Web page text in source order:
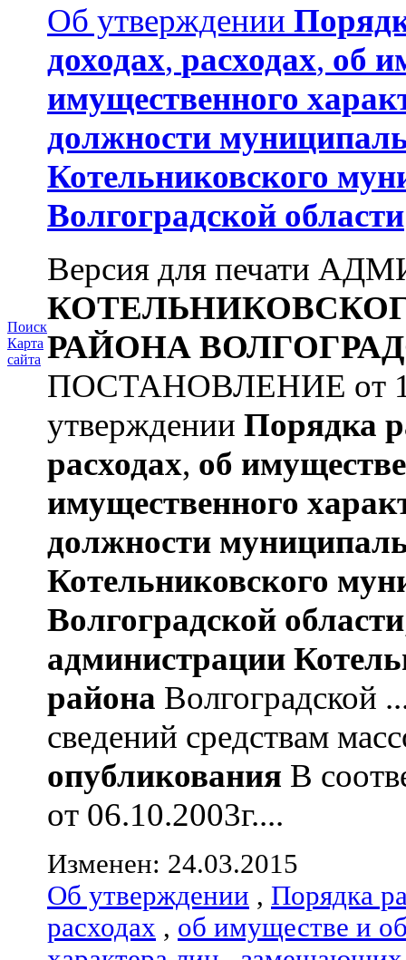
Поиск
Карта
сайта
Об утверждении
доходах, расходах, об
имущественного
должности
Котельниковского
Волгоградской области
Версия для печати
РАЙОНА
ПОСТАНОВЛЕНИЕ от
утверждении Порядка
расходах, об
имущественного
должности
Котельниковского
Волгоградской области
администрации
района Волгоградской
сведений средствам
опубликования В
от 06.10.2003г....
Изменен: 24.03.2015
Об утверждении , Порядка
расходах , об имуществе и